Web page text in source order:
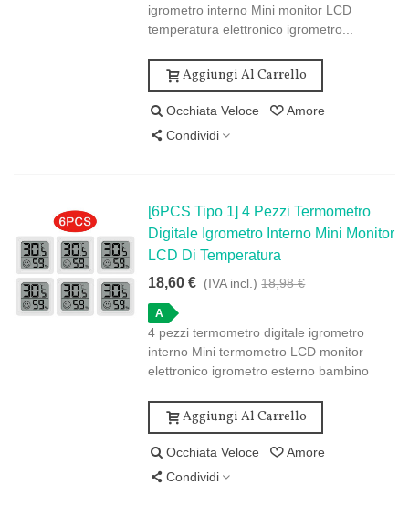
igrometro interno Mini monitor LCD
temperatura elettronico igrometro...
Aggiungi Al Carrello
Occhiata Veloce
Amore
Condividi
[6PCS Tipo 1] 4 Pezzi Termometro
Digitale Igrometro Interno Mini Monitor
LCD Di Temperatura
18,60 € (IVA incl.) 18,98 €
A
4 pezzi termometro digitale igrometro
interno Mini termometro LCD monitor
elettronico igrometro esterno bambino
Aggiungi Al Carrello
Occhiata Veloce
Amore
Condividi